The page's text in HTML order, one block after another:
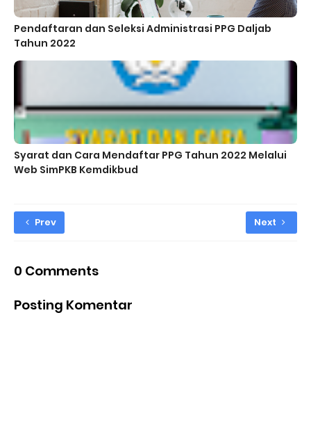
Pendaftaran dan Seleksi Administrasi PPG Daljab
Tahun 2022
Syarat dan Cara Mendaftar PPG Tahun 2022 Melalui
Web SimPKB Kemdikbud
Prev Next
0 Comments
Posting Komentar